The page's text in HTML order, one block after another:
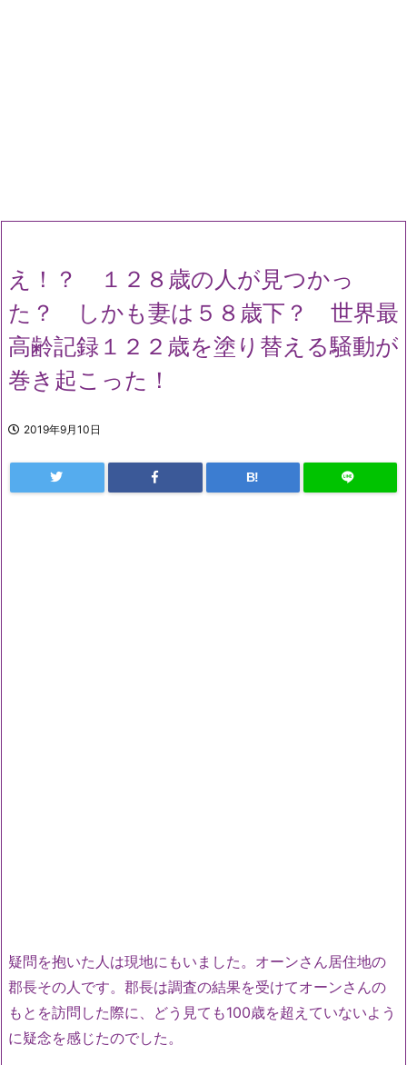
え！？ １２８歳の人が見つかっ
た？ しかも妻は５８歳下？ 世界最
高齢記録１２２歳を塗り替える騒動が
巻き起こった！
2019年9月10日
B!
疑問を抱いた人は現地にもいました。オーンさん居住地の
郡長その人です。郡長は調査の結果を受けてオーンさんの
もとを訪問した際に、どう見ても100歳を超えていないよう
に疑念を感じたのでした。